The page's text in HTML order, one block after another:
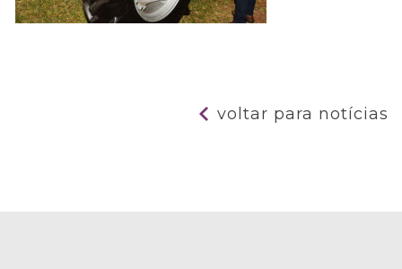
voltar para notícias